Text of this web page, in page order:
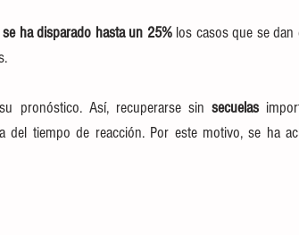
se ha disparado hasta un 25% los casos que se dan
pronóstico. Así, recuperarse sin secuelas
del tiempo de reacción. Por este motivo, se ha